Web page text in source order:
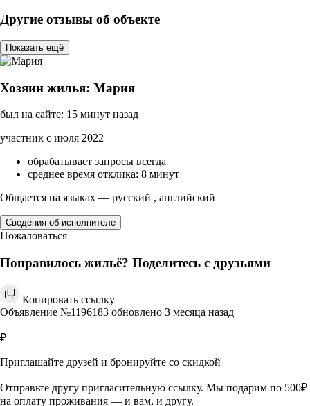
Другие отзывы об объекте
Показать ещё
Хозяин жилья: Мария
был на сайте: 15 минут назад
участник с июля 2022
обрабатывает запросы всегда
среднее время отклика: 8 минут
Общается на языках — русский , английский
Сведения об исполнителе
Пожаловаться
Понравилось жильё? Поделитесь с друзьями
Копировать ссылку
Объявление №1196183 обновлено 3 месяца назад
₽
Приглашайте друзей и бронируйте со скидкой
Отправьте другу пригласительную ссылку. Мы подарим по 500₽
на оплату проживания — и вам, и другу.